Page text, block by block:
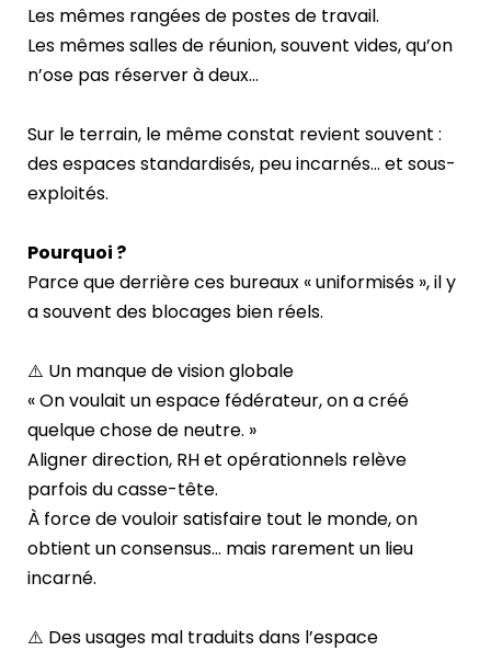
Les mêmes rangées de postes de travail.
Les mêmes salles de réunion, souvent vides, qu’on
n’ose pas réserver à deux…
Sur le terrain, le même constat revient souvent :
des espaces standardisés, peu incarnés… et sous-
exploités.
Pourquoi ?
Parce que derrière ces bureaux « uniformisés », il y
a souvent des blocages bien réels.
⚠️ Un manque de vision globale
« On voulait un espace fédérateur, on a créé
quelque chose de neutre. »
Aligner direction, RH et opérationnels relève
parfois du casse-tête.
À force de vouloir satisfaire tout le monde, on
obtient un consensus… mais rarement un lieu
incarné.
⚠️ Des usages mal traduits dans l’espace